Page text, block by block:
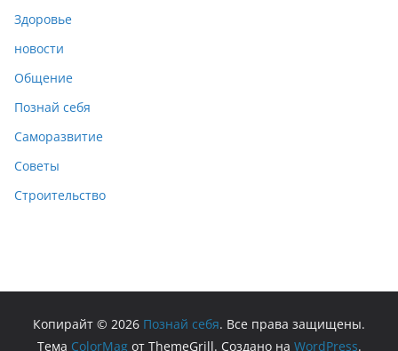
Здоровье
новости
Общение
Познай себя
Саморазвитие
Советы
Строительство
Копирайт © 2026 Познай себя. Все права защищены.
Тема ColorMagот ThemeGrill. Создано на WordPress.